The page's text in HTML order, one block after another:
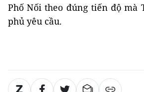
Phố Nối theo đúng tiến độ mà
phủ yêu cầu.